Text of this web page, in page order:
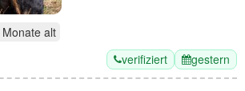
alt
verifiziert gestern